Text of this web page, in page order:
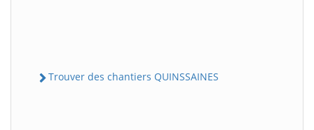
Trouver des chantiers QUINSSAINES